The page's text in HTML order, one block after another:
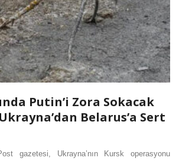
Putin’i Zora Sokacak
Belarus’a Sert
gazetesi, Ukrayna’nın Kursk operasyonu